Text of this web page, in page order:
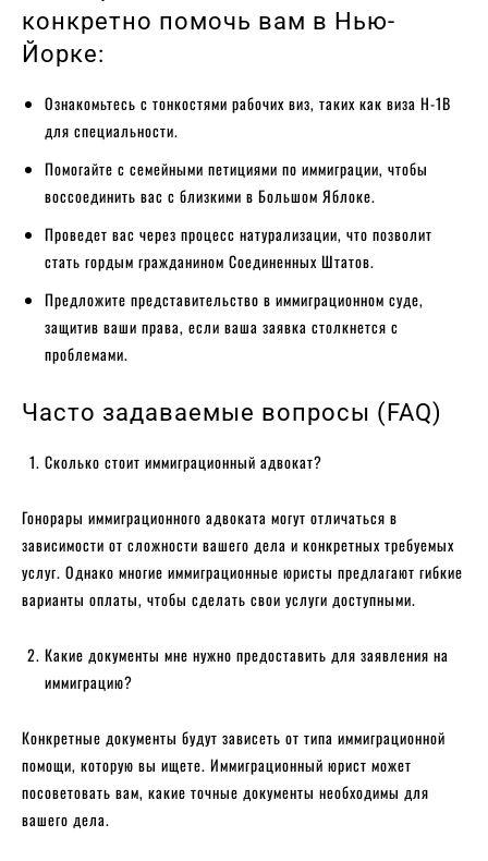
конкретно помочь вам в Нью-
Йорке:
Ознакомьтесь с тонкостями рабочих виз, таких как виза H-1B
для специальности.
Помогайте с семейными петициями по иммиграции, чтобы
воссоединить вас с близкими в Большом Яблоке.
Проведет вас через процесс натурализации, что позволит
стать гордым гражданином Соединенных Штатов.
Предложите представительство в иммиграционном суде,
защитив ваши права, если ваша заявка столкнется с
проблемами.
Часто задаваемые вопросы (FAQ)
Сколько стоит иммиграционный адвокат?
Гонорары иммиграционного адвоката могут отличаться в
зависимости от сложности вашего дела и конкретных требуемых
услуг. Однако многие иммиграционные юристы предлагают гибкие
варианты оплаты, чтобы сделать свои услуги доступными.
Какие документы мне нужно предоставить для заявления на
иммиграцию?
Конкретные документы будут зависеть от типа иммиграционной
помощи, которую вы ищете. Иммиграционный юрист может
посоветовать вам, какие точные документы необходимы для
вашего дела.